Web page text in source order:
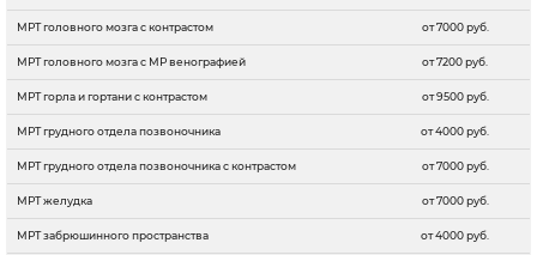
МРТ головного мозга с контрастом от 7000 руб.
МРТ головного мозга с МР венографией от 7200 руб.
МРТ горла и гортани с контрастом от 9500 руб.
МРТ грудного отдела позвоночника от 4000 руб.
МРТ грудного отдела позвоночника с контрастом от 7000 руб.
МРТ желудка от 7000 руб.
МРТ забрюшинного пространства от 4000 руб.